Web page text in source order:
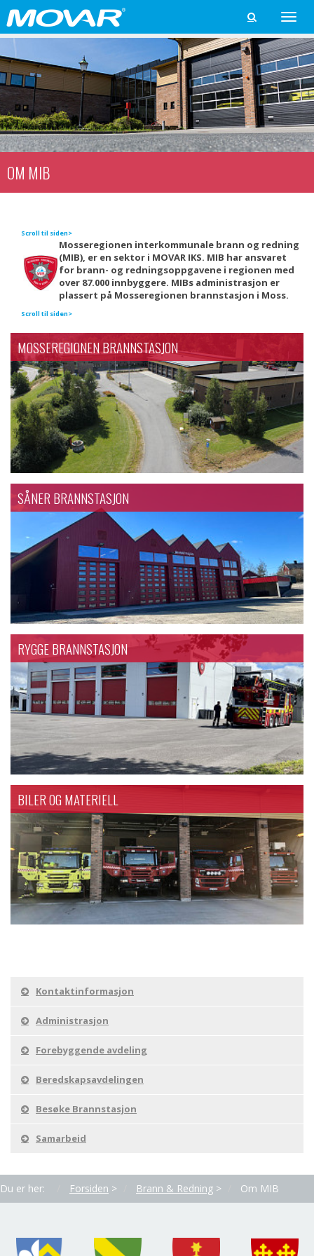
Toggle

OM MIB
Mosseregionen interkommunale brann og redning
(MIB), er en sektor i MOVAR IKS. MIB har ansvaret
for brann- og redningsoppgavene i regionen med
over 87.000 innbyggere. MIBs administrasjon er
plassert på Mosseregionen brannstasjon i Moss.
MOSSEREGIONEN BRANNSTASJON
SÅNER BRANNSTASJON
RYGGE BRANNSTASJON
BILER OG MATERIELL
Kontaktinformasjon
Administrasjon
Forebyggende avdeling
Beredskapsavdelingen
Besøke Brannstasjon
Samarbeid
Du er her: Forsiden > Brann & Redning > Om MIB